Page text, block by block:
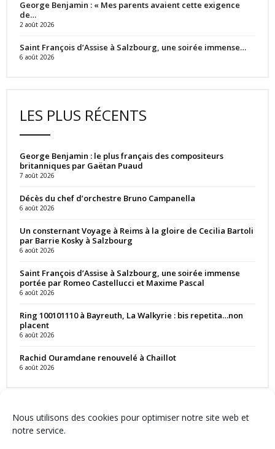
Nous utilisons des cookies pour optimiser notre site web et
notre service.
George Benjamin : « Mes parents avaient cette exigence
de…
2 août 2026
Saint François d’Assise à Salzbourg, une soirée immense…
6 août 2026
LES PLUS RÉCENTS
George Benjamin : le plus français des compositeurs
britanniques par Gaëtan Puaud
7 août 2026
Décès du chef d’orchestre Bruno Campanella
6 août 2026
Un consternant Voyage à Reims à la gloire de Cecilia Bartoli
par Barrie Kosky à Salzbourg
6 août 2026
Saint François d’Assise à Salzbourg, une soirée immense
portée par Romeo Castellucci et Maxime Pascal
6 août 2026
Ring 100101110 à Bayreuth, La Walkyrie : bis repetita…non
placent
6 août 2026
Rachid Ouramdane renouvelé à Chaillot
6 août 2026